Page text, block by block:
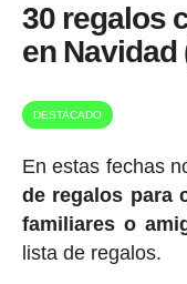
30 regalos
en Navidad
DESTACADO
En estas fechas
de regalos para
familiares o
lista de regalos.